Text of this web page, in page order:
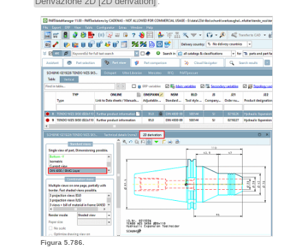
Figura 5.786.